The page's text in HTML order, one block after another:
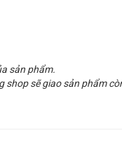
sản phẩm.
sẽ giao sản phẩm